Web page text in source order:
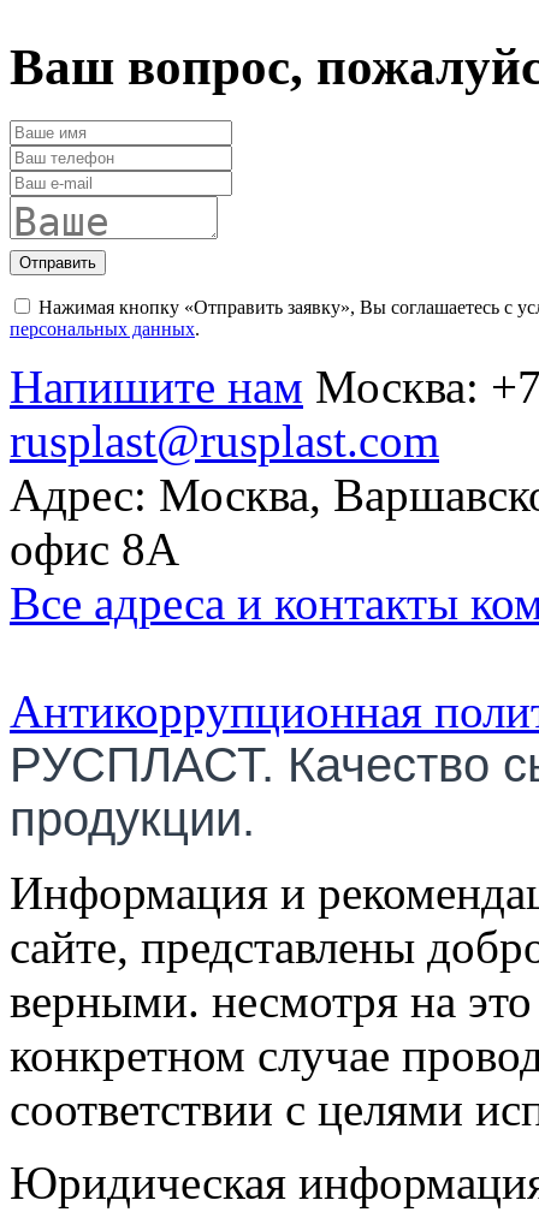
Ваш вопрос,
Отправить
Нажимая кнопку «Отправить заявку», Вы соглашаетесь с
персональных данных.
Напишите нам Москва:
rusplast@rusplast.com
Адрес: Москва,
офис 8А
Все адреса и контакты
Антикоррупционная
РУСПЛАСТ. Качество
продукции.
Информация и
сайте, представлены
верными. несмотря на
конкретном случае
соответствии с целями
Юридическая